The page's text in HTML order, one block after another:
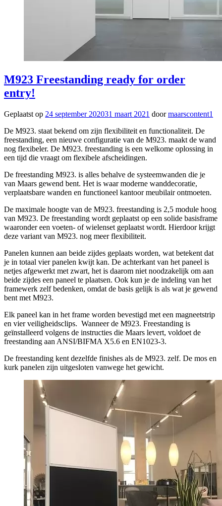
M923 Freestanding ready for order
entry!
Geplaatst op 24 september 202031 maart 2021 doormaarscontent1
De M923. staat bekend om zijn flexibiliteit en functionaliteit. De
freestanding, een nieuwe configuratie van de M923. maakt de wand
nog flexibeler. De M923. freestanding is een welkome oplossing in
een tijd die vraagt om flexibele afscheidingen.
De freestanding M923. is alles behalve de systeemwanden die je
van Maars gewend bent. Het is waar moderne wanddecoratie,
verplaatsbare wanden en functioneel kantoor meubilair ontmoeten.
De maximale hoogte van de M923. freestanding is 2,5 module hoog
van M923. De freestanding wordt geplaatst op een solide basisframe
waaronder een voeten- of wielenset geplaatst wordt. Hierdoor krijgt
deze variant van M923. nog meer flexibiliteit.
Panelen kunnen aan beide zijdes geplaats worden, wat betekent dat
je in totaal vier panelen kwijt kan. De achterkant van het paneel is
netjes afgewerkt met zwart, het is daarom niet noodzakelijk om aan
beide zijdes een paneel te plaatsen. Ook kun je de indeling van het
framewerk zelf bedenken, omdat de basis gelijk is als wat je gewend
bent met M923.
Elk paneel kan in het frame worden bevestigd met een magneetstrip
en vier veiligheidsclips. Wanneer de M923. Freestanding is
geïnstalleerd volgens de instructies die Maars levert, voldoet de
freestanding aan ANSI/BIFMA X5.6 en EN1023-3.
De freestanding kent dezelfde finishes als de M923. zelf. De mos en
kurk panelen zijn uitgesloten vanwege het gewicht.